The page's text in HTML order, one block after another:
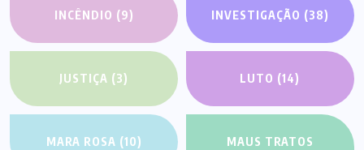
INCÊNDIO (9) INVESTIGAÇÃO (38)
JUSTIÇA (3) LUTO (14)
MARA ROSA (10)
MAUS TRATOS